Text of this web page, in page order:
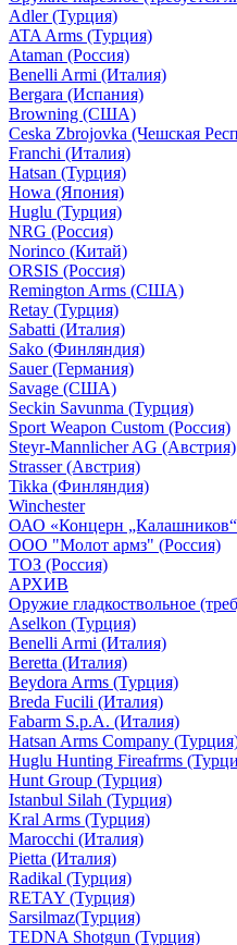
Adler (Турция)
ATA Arms (Турция)
Ataman (Россия)
Benelli Armi (Италия)
Bergara (Испания)
Browning (США)
Ceska Zbrojovka (Чешская
Franchi (Италия)
Hatsan (Турция)
Howa (Япония)
Huglu (Турция)
NRG (Россия)
Norinco (Китай)
ORSIS (Россия)
Remington Arms (США)
Retay (Турция)
Sabatti (Италия)
Sako (Финляндия)
Sauer (Германия)
Savage (США)
Seckin Savunma (Турция)
Sport Weapon Custom (Россия)
Steyr-Mannlicher AG (Австрия)
Strasser (Австрия)
Tikka (Финляндия)
Winchester
ОАО «Концерн
ООО "Молот армз" (Россия)
ТОЗ (Россия)
АРХИВ
Оружие гладкоствольное
Aselkon (Турция)
Benelli Armi (Италия)
Beretta (Италия)
Beydora Arms (Турция)
Breda Fucili (Италия)
Fabarm S.p.A. (Италия)
Hatsan Arms Company
Huglu Hunting Fireafrms
Hunt Group (Турция)
Istanbul Silah (Турция)
Kral Arms (Турция)
Marocchi (Италия)
Pietta (Италия)
Radikal (Турция)
RETAY (Турция)
Sarsilmaz(Турция)
TEDNA Shotgun (Турция)